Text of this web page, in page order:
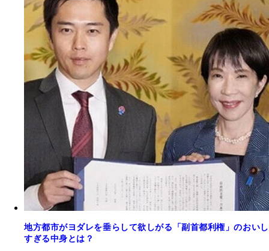
地方都市がヨダレを垂らして欲しがる「副首都利権」のおいし
すぎる中身とは？